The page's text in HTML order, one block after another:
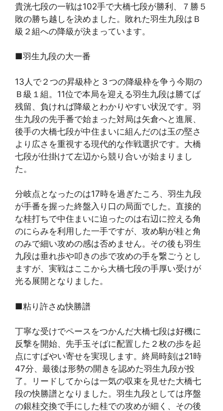
貴洸七段の一戦は102手で大橋七段が勝利、７勝５
敗の勝ち越しを決めました。敗れた羽生九段はＢ
級２組への降級が決まっています。
■羽生九段の大一番
13人で２つの昇級枠と３つの降級枠を争う今期の
Ｂ級１組。11位で本局を迎える羽生九段は勝てば
残留、負ければ降級とわかりやすい状況です。羽
生九段の先手番で始まった対局は矢倉へと進展、
後手の大橋七段が中住まいに組んだのは玉の堅さ
より広さを重視する現代的な作戦選択です。大橋
七段が仕掛けて左辺から競り合いが始まりまし
た。
分岐点となったのは17時を過ぎたころ、羽生九段
が手番を握った終盤入り口の局面でした。直接的
な桂打ちで中住まいに迫ったのは右辺に控える角
のにらみを利用した一手ですが、攻め駒が桂と角
のみで細い攻めの感は否めません。その後も羽生
九段は垂れ歩や叩きの歩で攻めの手を繋ごうとし
ますが、実戦はここから大橋七段の手厚い受けが
光る展開となりました。
■粘り許さぬ快勝譜
丁寧な受けでペースをつかんだ大橋七段は好機に
反撃を開始、先手玉そばに配置した２枚の歩を起
点にすばやい寄せを実現します。終局時刻は21時
47分、最後は形勢の開きを認めた羽生九段が投
了。リードしてからは一気の収束を見せた大橋七
段の快勝譜となりました。羽生九段としては序盤
の銀桂交換で手にした桂での攻めが細く、その後